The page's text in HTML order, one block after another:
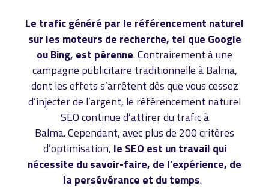
Le trafic généré par le référencement naturel
sur les moteurs de recherche, tel que Google
ou Bing, est pérenne. Contrairement à une
campagne publicitaire traditionnelle à Balma,
dont les effets s’arrêtent dès que vous cessez
d’injecter de l’argent, le référencement naturel
SEO continue d’attirer du trafic à
Balma. Cependant, avec plus de 200 critères
d’optimisation, le SEO est un travail qui
nécessite du savoir-faire, de l’expérience, de
la persévérance et du temps.